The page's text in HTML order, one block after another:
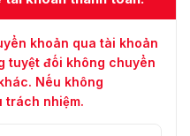
khoản qua tài khoản
tuyệt đối không chuyển
Nếu không
trách nhiệm.